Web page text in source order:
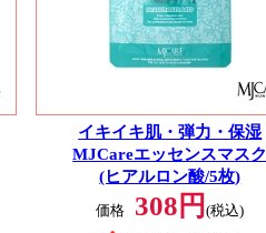
イキイキ肌・弾力・保湿
MJCareエッセンスマスク
(ヒアルロン酸/5枚)
価格 308円(税込)